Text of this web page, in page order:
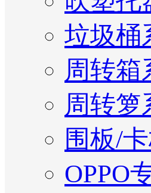
垃圾桶
周转箱
周转箩
围板/
OPPO